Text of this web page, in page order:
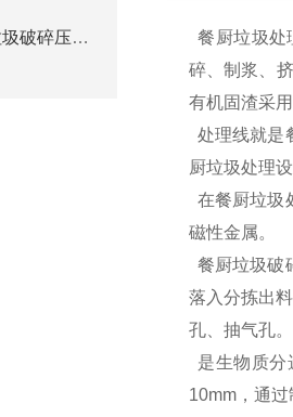
餐厨垃圾处
碎、制浆、
有机固渣采
处理线就是
厨垃圾处理
在餐厨垃圾
磁性金属。
餐厨垃圾破
落入分拣出
孔、抽气孔。
是生物质分
10mm，通
家庭环保新宠：餐厨垃圾破碎压榨机让生活更美好